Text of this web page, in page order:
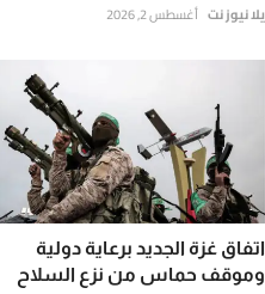
يلا نيوز نت أغسطس 2, 2026
اتفاق غزة الجديد برعاية دولية
وموقف حماس من نزع السلاح